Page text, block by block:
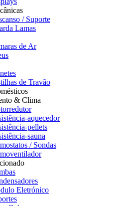
/ Suporte
Lamas
de Ar
de Travão
& Clima
aquecedor
pellets
sauna
/ Sondas
Eletrónico